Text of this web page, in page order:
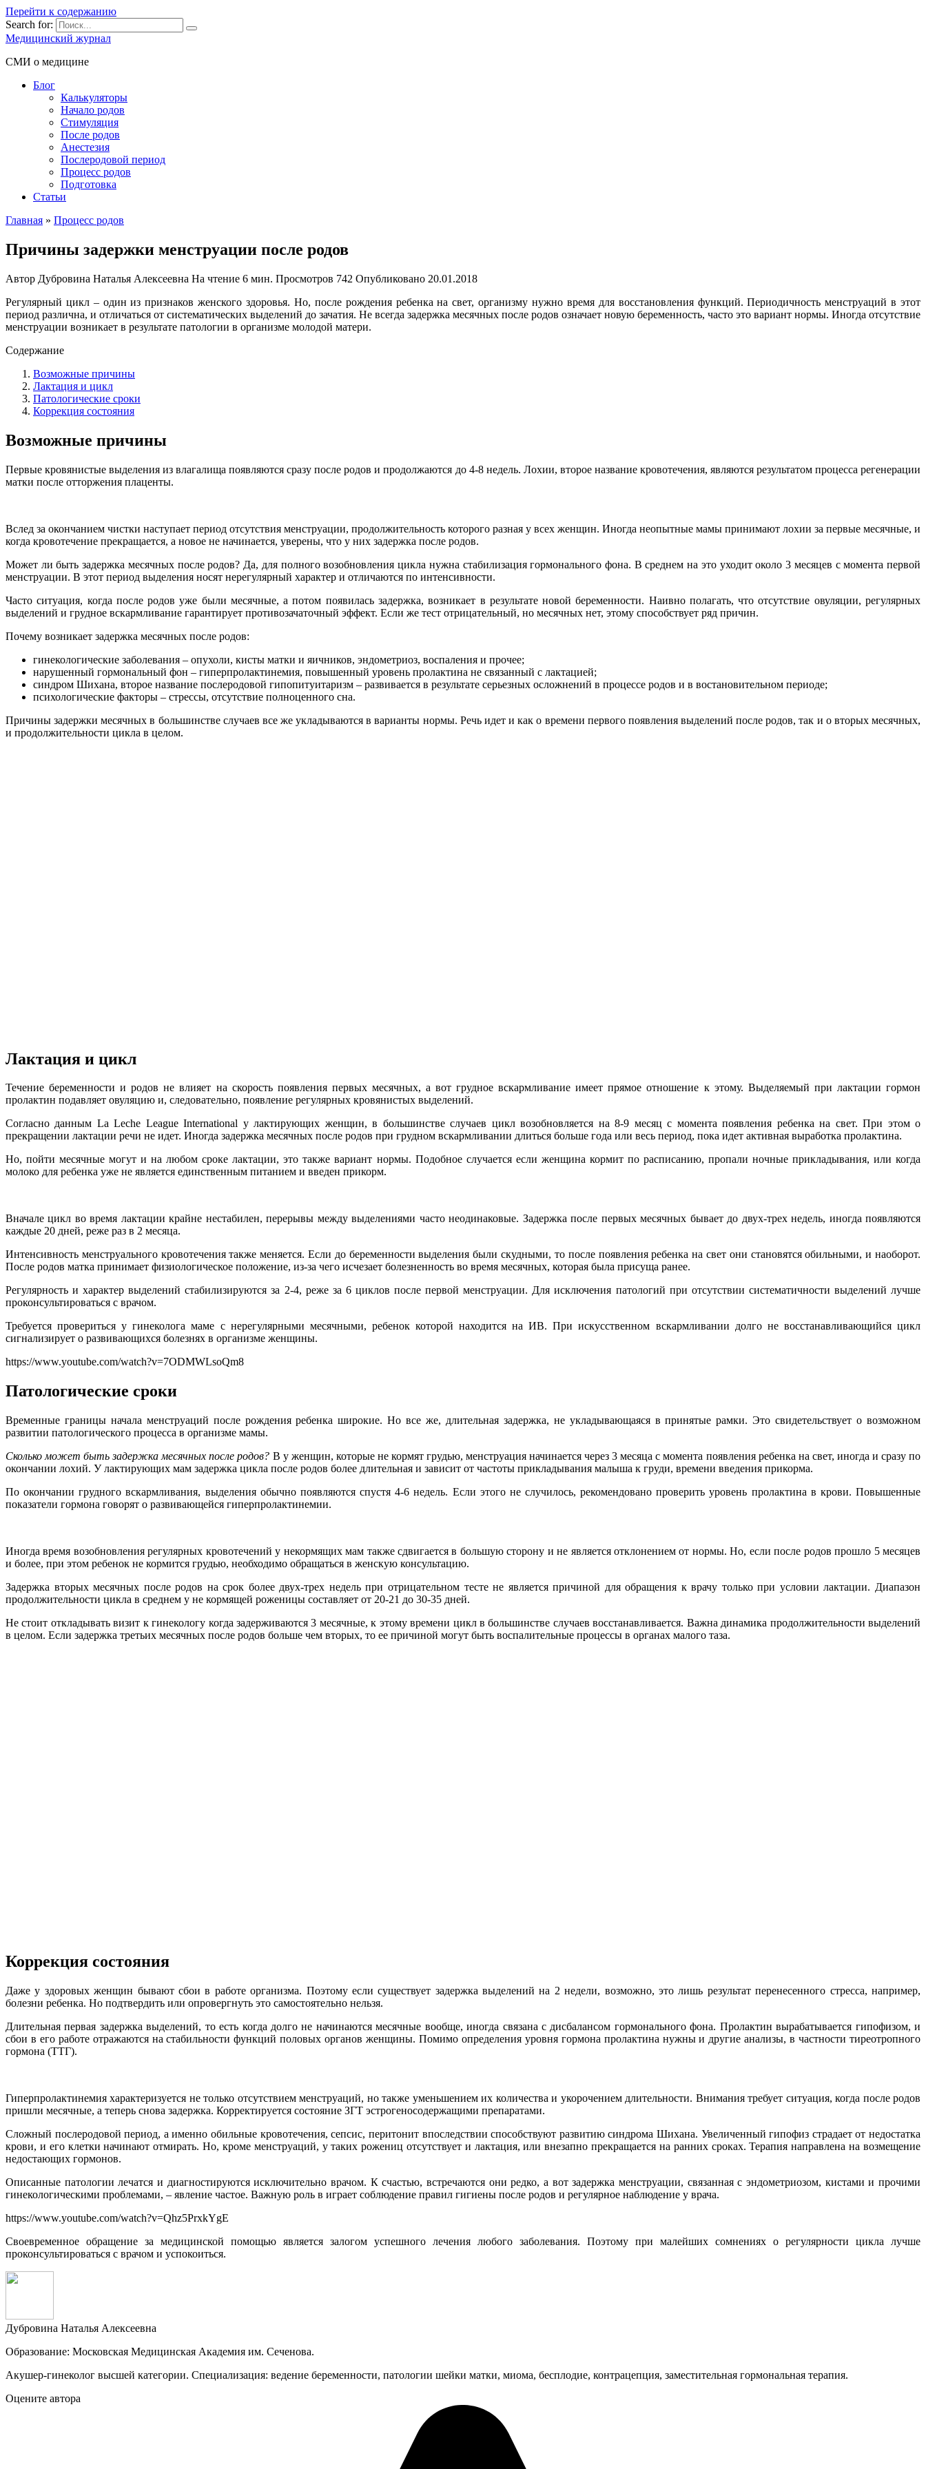
Перейти к содержанию
Search for:
Медицинский журнал
СМИ о медицине
Блог
Калькуляторы
Начало родов
Стимуляция
После родов
Анестезия
Послеродовой период
Процесс родов
Подготовка
Статьи
Главная » Процесс родов
Причины задержки менструации после родов
Автор Дубровина Наталья Алексеевна На чтение 6 мин. Просмотров 742 Опубликовано 20.01.2018
Регулярный цикл – один из признаков женского здоровья. Но, после рождения ребенка на свет, организму нужно время для восстановления функций. Периодичность менструаций в этот
период различна, и отличаться от систематических выделений до зачатия. Не всегда задержка месячных после родов означает новую беременность, часто это вариант нормы. Иногда отсутствие
менструации возникает в результате патологии в организме молодой матери.
Содержание
Возможные причины
Лактация и цикл
Патологические сроки
Коррекция состояния
Возможные причины
Первые кровянистые выделения из влагалища появляются сразу после родов и продолжаются до 4-8 недель. Лохии, второе название кровотечения, являются результатом процесса регенерации
матки после отторжения плаценты.
Вслед за окончанием чистки наступает период отсутствия менструации, продолжительность которого разная у всех женщин. Иногда неопытные мамы принимают лохии за первые месячные, и
когда кровотечение прекращается, а новое не начинается, уверены, что у них задержка после родов.
Может ли быть задержка месячных после родов? Да, для полного возобновления цикла нужна стабилизация гормонального фона. В среднем на это уходит около 3 месяцев с момента первой
менструации. В этот период выделения носят нерегулярный характер и отличаются по интенсивности.
Часто ситуация, когда после родов уже были месячные, а потом появилась задержка, возникает в результате новой беременности. Наивно полагать, что отсутствие овуляции, регулярных
выделений и грудное вскармливание гарантирует противозачаточный эффект. Если же тест отрицательный, но месячных нет, этому способствует ряд причин.
Почему возникает задержка месячных после родов:
гинекологические заболевания – опухоли, кисты матки и яичников, эндометриоз, воспаления и прочее;
нарушенный гормональный фон – гиперпролактинемия, повышенный уровень пролактина не связанный с лактацией;
синдром Шихана, второе название послеродовой гипопитуитаризм – развивается в результате серьезных осложнений в процессе родов и в востановительном периоде;
психологические факторы – стрессы, отсутствие полноценного сна.
Причины задержки месячных в большинстве случаев все же укладываются в варианты нормы. Речь идет и как о времени первого появления выделений после родов, так и о вторых месячных,
и продолжительности цикла в целом.
Лактация и цикл
Течение беременности и родов не влияет на скорость появления первых месячных, а вот грудное вскармливание имеет прямое отношение к этому. Выделяемый при лактации гормон
пролактин подавляет овуляцию и, следовательно, появление регулярных кровянистых выделений.
Согласно данным La Leche League International у лактирующих женщин, в большинстве случаев цикл возобновляется на 8-9 месяц с момента появления ребенка на свет. При этом о
прекращении лактации речи не идет. Иногда задержка месячных после родов при грудном вскармливании длиться больше года или весь период, пока идет активная выработка пролактина.
Но, пойти месячные могут и на любом сроке лактации, это также вариант нормы. Подобное случается если женщина кормит по расписанию, пропали ночные прикладывания, или когда
молоко для ребенка уже не является единственным питанием и введен прикорм.
Вначале цикл во время лактации крайне нестабилен, перерывы между выделениями часто неодинаковые. Задержка после первых месячных бывает до двух-трех недель, иногда появляются
каждые 20 дней, реже раз в 2 месяца.
Интенсивность менструального кровотечения также меняется. Если до беременности выделения были скудными, то после появления ребенка на свет они становятся обильными, и наоборот.
После родов матка принимает физиологическое положение, из-за чего исчезает болезненность во время месячных, которая была присуща ранее.
Регулярность и характер выделений стабилизируются за 2-4, реже за 6 циклов после первой менструации. Для исключения патологий при отсутствии систематичности выделений лучше
проконсультироваться с врачом.
Требуется провериться у гинеколога маме с нерегулярными месячными, ребенок которой находится на ИВ. При искусственном вскармливании долго не восстанавливающийся цикл
сигнализирует о развивающихся болезнях в организме женщины.
https://www.youtube.com/watch?v=7ODMWLsoQm8
Патологические сроки
Временные границы начала менструаций после рождения ребенка широкие. Но все же, длительная задержка, не укладывающаяся в принятые рамки. Это свидетельствует о возможном
развитии патологического процесса в организме мамы.
Сколько может быть задержка месячных после родов? В у женщин, которые не кормят грудью, менструация начинается через 3 месяца с момента появления ребенка на свет, иногда и сразу по
окончании лохий. У лактирующих мам задержка цикла после родов более длительная и зависит от частоты прикладывания малыша к груди, времени введения прикорма.
По окончании грудного вскармливания, выделения обычно появляются спустя 4-6 недель. Если этого не случилось, рекомендовано проверить уровень пролактина в крови. Повышенные
показатели гормона говорят о развивающейся гиперпролактинемии.
Иногда время возобновления регулярных кровотечений у некормящих мам также сдвигается в большую сторону и не является отклонением от нормы. Но, если после родов прошло 5 месяцев
и более, при этом ребенок не кормится грудью, необходимо обращаться в женскую консультацию.
Задержка вторых месячных после родов на срок более двух-трех недель при отрицательном тесте не является причиной для обращения к врачу только при условии лактации. Диапазон
продолжительности цикла в среднем у не кормящей роженицы составляет от 20-21 до 30-35 дней.
Не стоит откладывать визит к гинекологу когда задерживаются 3 месячные, к этому времени цикл в большинстве случаев восстанавливается. Важна динамика продолжительности выделений
в целом. Если задержка третьих месячных после родов больше чем вторых, то ее причиной могут быть воспалительные процессы в органах малого таза.
Коррекция состояния
Даже у здоровых женщин бывают сбои в работе организма. Поэтому если существует задержка выделений на 2 недели, возможно, это лишь результат перенесенного стресса, например,
болезни ребенка. Но подтвердить или опровергнуть это самостоятельно нельзя.
Длительная первая задержка выделений, то есть когда долго не начинаются месячные вообще, иногда связана с дисбалансом гормонального фона. Пролактин вырабатывается гипофизом, и
сбои в его работе отражаются на стабильности функций половых органов женщины. Помимо определения уровня гормона пролактина нужны и другие анализы, в частности тиреотропного
гормона (ТТГ).
Гиперпролактинемия характеризуется не только отсутствием менструаций, но также уменьшением их количества и укорочением длительности. Внимания требует ситуация, когда после родов
пришли месячные, а теперь снова задержка. Корректируется состояние ЗГТ эстрогеносодержащими препаратами.
Сложный послеродовой период, а именно обильные кровотечения, сепсис, перитонит впоследствии способствуют развитию синдрома Шихана. Увеличенный гипофиз страдает от недостатка
крови, и его клетки начинают отмирать. Но, кроме менструаций, у таких рожениц отсутствует и лактация, или внезапно прекращается на ранних сроках. Терапия направлена на возмещение
недостающих гормонов.
Описанные патологии лечатся и диагностируются исключительно врачом. К счастью, встречаются они редко, а вот задержка менструации, связанная с эндометриозом, кистами и прочими
гинекологическими проблемами, – явление частое. Важную роль в играет соблюдение правил гигиены после родов и регулярное наблюдение у врача.
https://www.youtube.com/watch?v=Qhz5PrxkYgE
Своевременное обращение за медицинской помощью является залогом успешного лечения любого заболевания. Поэтому при малейших сомнениях о регулярности цикла лучше
проконсультироваться с врачом и успокоиться.
Дубровина Наталья Алексеевна
Образование: Московская Медицинская Академия им. Сеченова.
Акушер-гинеколог высшей категории. Специализация: ведение беременности, патологии шейки матки, миома, бесплодие, контрацепция, заместительная гормональная терапия.
Оцените автора